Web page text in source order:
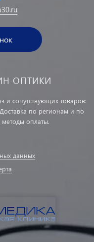
ОПТИКИ
и сопутствующих товаров:
по регионам и по
методы оплаты.
данных